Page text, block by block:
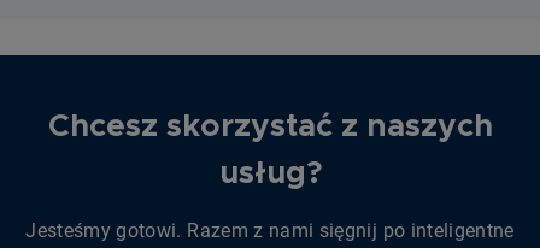
Chcesz skorzystać z naszych
usług?
Jesteśmy gotowi. Razem z nami sięgnij po inteligentne